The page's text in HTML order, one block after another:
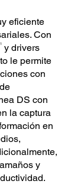
eficiente
Con
1 y drivers
le permite
con
DS con
la captura
en
y